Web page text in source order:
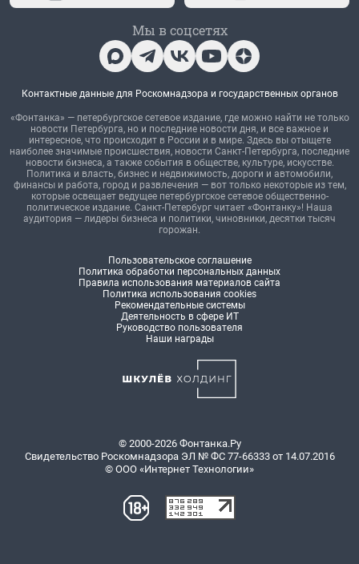
Мы в соцсетях
Контактные данные для Роскомнадзора и государственных органов
«Фонтанка» — петербургское сетевое издание, где можно найти не только
новости Петербурга, но и последние новости дня, и все важное и
интересное, что происходит в России и в мире. Здесь вы отыщете
наиболее значимые происшествия, новости Санкт-Петербурга, последние
новости бизнеса, а также события в обществе, культуре, искусстве.
Политика и власть, бизнес и недвижимость, дороги и автомобили,
финансы и работа, город и развлечения — вот только некоторые из тем,
которые освещает ведущее петербургское сетевое общественно-
политическое издание. Санкт-Петербург читает «Фонтанку»! Наша
аудитория — лидеры бизнеса и политики, чиновники, десятки тысяч
горожан.
Пользовательское соглашение
Политика обработки персональных данных
Правила использования материалов сайта
Политика использования cookies
Рекомендательные системы
Деятельность в сфере ИТ
Руководство пользователя
Наши награды
© 2000-2026 Фонтанка.Ру
Свидетельство Роскомнадзора ЭЛ № ФС 77-66333 от 14.07.2016
© ООО «Интернет Технологии»